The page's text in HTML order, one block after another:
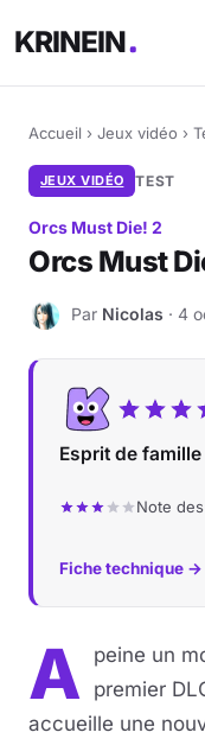
KRINEIN
Accueil › Jeux vidéo ›
JEUX VIDÉO TEST
Orcs Must Die! 2
Orcs Must
N Par Nicolas · 4
Esprit de famille
Note
Fiche technique →
A peine un
premier
accueille une